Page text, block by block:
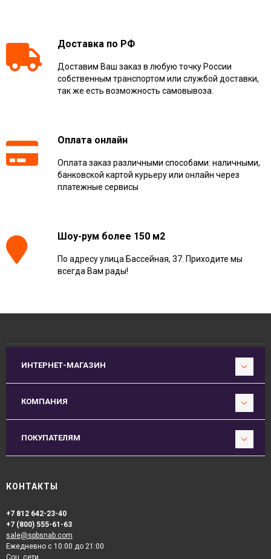
Доставка по РФ
Доставим Ваш заказ в любую точку России
собственным транспортом или службой доставки,
так же есть возможность самовывоза.
Оплата онлайн
Оплата заказ различными способами: наличными,
банковской картой курьеру или онлайн через
платежные сервисы
Шоу-рум более 150 м2
По адресу улица Бассейная, 37. Приходите мы
всегда Вам рады!
ИНТЕРНЕТ-МАГАЗИН
КОМПАНИЯ
ПОКУПАТЕЛЯМ
КОНТАКТЫ
+7 812 642-23-40
+7 (800) 555-61-63
sale@spbsnab.com
Ежедневно с 10:00 до 21:00
Соц. сети